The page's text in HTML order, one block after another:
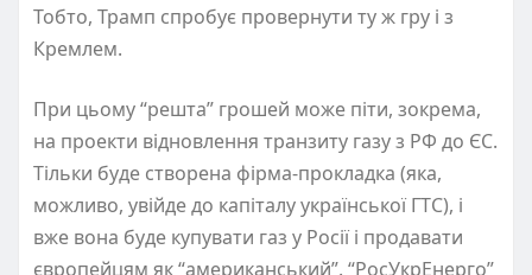
Тобто, Трамп спробує провернути ту ж гру і з
Кремлем.
При цьому “решта” грошей може піти, зокрема,
на проекти відновлення транзиту газу з РФ до ЄС.
Тільки буде створена фірма-прокладка (яка,
можливо, увійде до капіталу української ГТС), і
вже вона буде купувати газ у Росії і продавати
європейцям як “американський”. “РосУкрЕнерго”